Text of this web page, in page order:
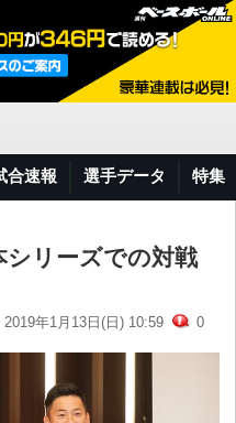
合速報 選手データ 特集
リーズでの対戦
2019年1月13日(日) 10:59 0